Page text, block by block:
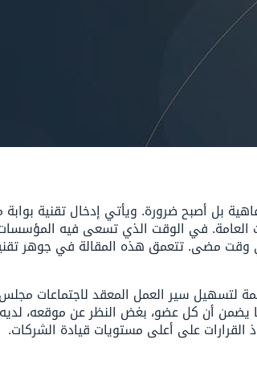
بل أصبح ضرورة. ويأتي إدخال تقنية
العامة. في الوقت الذي تسعى فيه
مضى. تتعمق هذه المقالة في جوهر تقنية
لتسهيل سير العمل المعقد لاجتماعات
يضمن أن كل عضو، بغض النظر عن موقعه،
القرارات على أعلى مستويات قيادة الشركات.